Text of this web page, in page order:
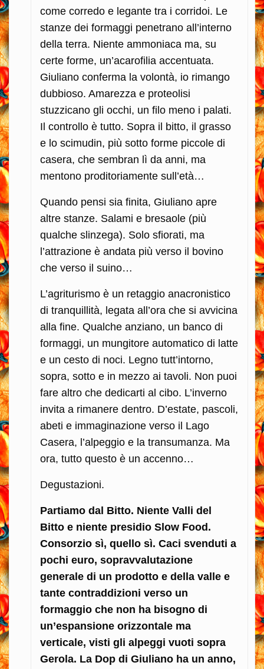
come corredo e legante tra i corridoi. Le
stanze dei formaggi penetrano all’interno
della terra. Niente ammoniaca ma, su
certe forme, un’acarofilia accentuata.
Giuliano conferma la volontà, io rimango
dubbioso. Amarezza e proteolisi
stuzzicano gli occhi, un filo meno i palati.
Il controllo è tutto. Sopra il bitto, il grasso
e lo scimudin, più sotto forme piccole di
casera, che sembran lì da anni, ma
mentono proditoriamente sull’età…
Quando pensi sia finita, Giuliano apre
altre stanze. Salami e bresaole (più
qualche slinzega). Solo sfiorati, ma
l’attrazione è andata più verso il bovino
che verso il suino…
L’agriturismo è un retaggio anacronistico
di tranquillità, legata all’ora che si avvicina
alla fine. Qualche anziano, un banco di
formaggi, un mungitore automatico di latte
e un cesto di noci. Legno tutt’intorno,
sopra, sotto e in mezzo ai tavoli. Non puoi
fare altro che dedicarti al cibo. L’inverno
invita a rimanere dentro. D’estate, pascoli,
abeti e immaginazione verso il Lago
Casera, l’alpeggio e la transumanza. Ma
ora, tutto questo è un accenno…
Degustazioni.
Partiamo dal Bitto. Niente Valli del
Bitto e niente presidio Slow Food.
Consorzio sì, quello sì. Caci svenduti a
pochi euro, sopravvalutazione
generale di un prodotto e della valle e
tante contraddizioni verso un
formaggio che non ha bisogno di
un’espansione orizzontale ma
verticale, visti gli alpeggi vuoti sopra
Gerola. La Dop di Giuliano ha un anno,